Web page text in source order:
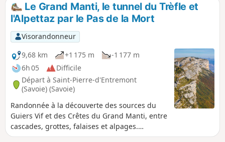
Le Grand Manti, le tunnel du Trèfle et
l'Alpettaz par le Pas de la Mort
Visorandonneur
9,68 km
+1 175 m
-1 177 m
6h 05
Difficile
Départ à Saint-Pierre-d'Entremont
(Savoie) (Savoie)
Randonnée à la découverte des sources du
Guiers Vif et des Crêtes du Grand Manti, entre
cascades, grottes, falaises et alpages.
Attention, randonnée vertigineuse sur